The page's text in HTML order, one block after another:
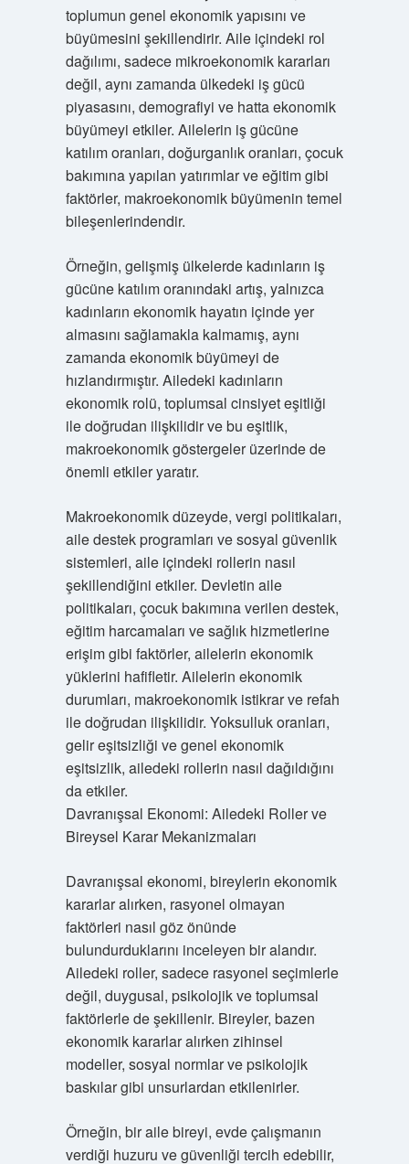
toplumun genel ekonomik yapısını ve
büyümesini şekillendirir. Aile içindeki rol
dağılımı, sadece mikroekonomik kararları
değil, aynı zamanda ülkedeki iş gücü
piyasasını, demografiyi ve hatta ekonomik
büyümeyi etkiler. Ailelerin iş gücüne
katılım oranları, doğurganlık oranları, çocuk
bakımına yapılan yatırımlar ve eğitim gibi
faktörler, makroekonomik büyümenin temel
bileşenlerindendir.
Örneğin, gelişmiş ülkelerde kadınların iş
gücüne katılım oranındaki artış, yalnızca
kadınların ekonomik hayatın içinde yer
almasını sağlamakla kalmamış, aynı
zamanda ekonomik büyümeyi de
hızlandırmıştır. Ailedeki kadınların
ekonomik rolü, toplumsal cinsiyet eşitliği
ile doğrudan ilişkilidir ve bu eşitlik,
makroekonomik göstergeler üzerinde de
önemli etkiler yaratır.
Makroekonomik düzeyde, vergi politikaları,
aile destek programları ve sosyal güvenlik
sistemleri, aile içindeki rollerin nasıl
şekillendiğini etkiler. Devletin aile
politikaları, çocuk bakımına verilen destek,
eğitim harcamaları ve sağlık hizmetlerine
erişim gibi faktörler, ailelerin ekonomik
yüklerini hafifletir. Ailelerin ekonomik
durumları, makroekonomik istikrar ve refah
ile doğrudan ilişkilidir. Yoksulluk oranları,
gelir eşitsizliği ve genel ekonomik
eşitsizlik, ailedeki rollerin nasıl dağıldığını
da etkiler.
Davranışsal Ekonomi: Ailedeki Roller ve
Bireysel Karar Mekanizmaları
Davranışsal ekonomi, bireylerin ekonomik
kararlar alırken, rasyonel olmayan
faktörleri nasıl göz önünde
bulundurduklarını inceleyen bir alandır.
Ailedeki roller, sadece rasyonel seçimlerle
değil, duygusal, psikolojik ve toplumsal
faktörlerle de şekillenir. Bireyler, bazen
ekonomik kararlar alırken zihinsel
modeller, sosyal normlar ve psikolojik
baskılar gibi unsurlardan etkilenirler.
Örneğin, bir aile bireyi, evde çalışmanın
verdiği huzuru ve güvenliği tercih edebilir,